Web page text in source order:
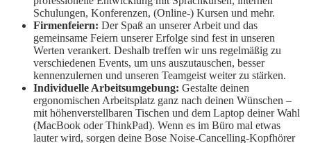
Schulungen, Konferenzen, (Online-) Kursen und mehr.
Firmenfeiern: Der Spaß an unserer Arbeit und das
gemeinsame Feiern unserer Erfolge sind fest in unseren
Werten verankert. Deshalb treffen wir uns regelmäßig zu
verschiedenen Events, um uns auszutauschen, besser
kennenzulernen und unseren Teamgeist weiter zu stärken.
Individuelle Arbeitsumgebung: Gestalte deinen
ergonomischen Arbeitsplatz ganz nach deinen Wünschen –
mit höhenverstellbaren Tischen und dem Laptop deiner Wahl
(MacBook oder ThinkPad). Wenn es im Büro mal etwas
lauter wird, sorgen deine Bose Noise-Cancelling-Kopfhörer